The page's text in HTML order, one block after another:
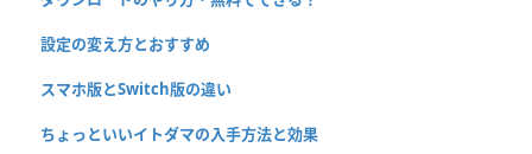
設定の変え方とおすすめ
スマホ版とSwitch版の違い
ちょっといいイトダマの入手方法と効果